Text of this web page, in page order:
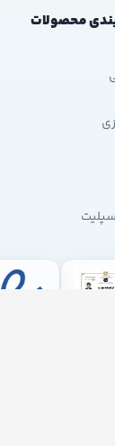
محصولات